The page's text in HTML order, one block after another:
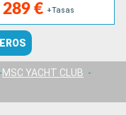
289 € +Tasas
MSC YACHT CLUB